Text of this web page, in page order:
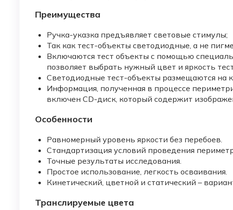
Преимущества
Ручка-указка предъявляет световые стимулы;
Так как тест-объекты светодиодные, а не
Включаются тест объекты с помощью
позволяет выбрать нужный цвет и яркость
Светодиодные тест-объекты размещаются на
Информация, полученная в процессе
включен CD-диск, который содержит
Особенности
Равномерный уровень яркости без перебоев.
Стандартизация условий проведения
Точные результаты исследования.
Простое использование, легкость осваивания.
Кинетический, цветной и статический –
Транслируемые цвета